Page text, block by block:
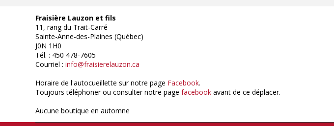
Fraisière Lauzon et fils
11, rang du Trait-Carré
Sainte-Anne-des-Plaines (Québec)
J0N 1H0
Tél. : 450 478-7605
Courriel : info@fraisierelauzon.ca
Horaire de l'autocueillette sur notre page Facebook.
Toujours téléphoner ou consulter notre page facebook avant de ce déplacer.
Aucune boutique en automne